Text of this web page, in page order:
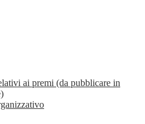
ai premi (da pubblicare in